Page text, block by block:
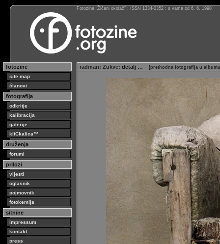
Fotozine “Žičani okidač” : ISSN 1334-0352 : s vama od 6. 6. 1998
fotozine
site map
članovi
fotografija
odkritje
kalibracija
galerije
kliCkalica™
druženja
forumi
prilozi
vijesti
oglasnik
pojmovnik
fotokemija
sitnine
impressum
kontakt
press
radman: Zukve: detalj … [prethodna fotografija u albumu